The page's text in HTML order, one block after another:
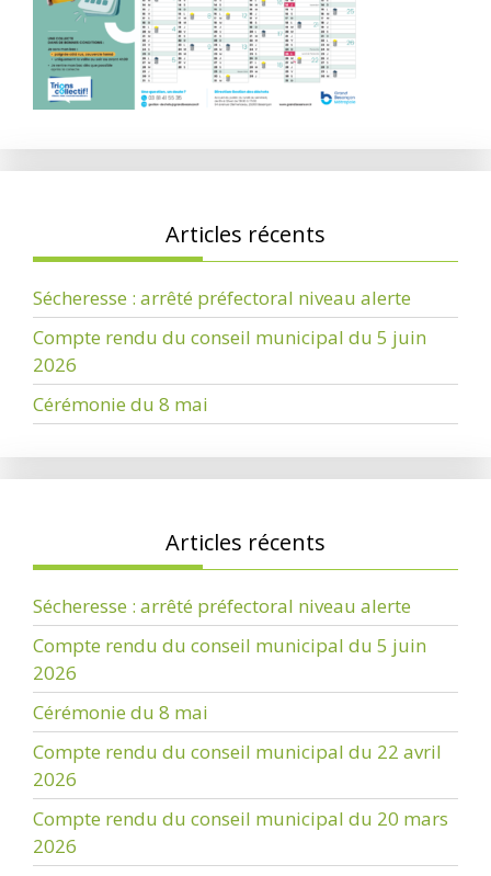
Articles récents
Sécheresse : arrêté préfectoral niveau alerte
Compte rendu du conseil municipal du 5 juin
2026
Cérémonie du 8 mai
Articles récents
Sécheresse : arrêté préfectoral niveau alerte
Compte rendu du conseil municipal du 5 juin
2026
Cérémonie du 8 mai
Compte rendu du conseil municipal du 22 avril
2026
Compte rendu du conseil municipal du 20 mars
2026